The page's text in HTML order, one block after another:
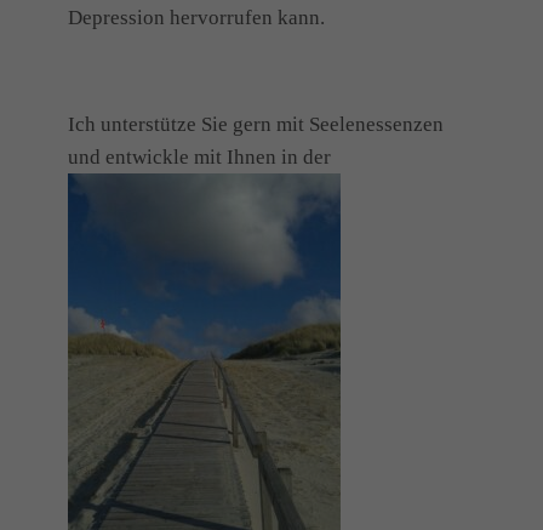
Depression hervorrufen kann.
Ich unterstütze Sie gern mit Seelenessenzen
und entwickle mit Ihnen in der